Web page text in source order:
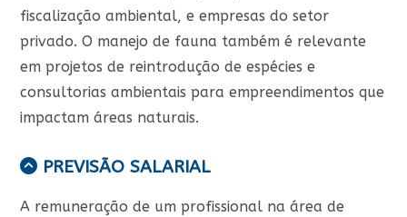
fiscalização ambiental, e empresas do setor
privado. O manejo de fauna também é relevante
em projetos de reintrodução de espécies e
consultorias ambientais para empreendimentos que
impactam áreas naturais.
PREVISÃO SALARIAL
A remuneração de um profissional na área de